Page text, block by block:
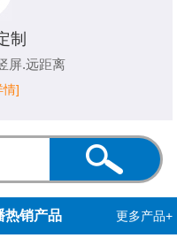
制
屏.远距离
情]
热销产品 更多产品+